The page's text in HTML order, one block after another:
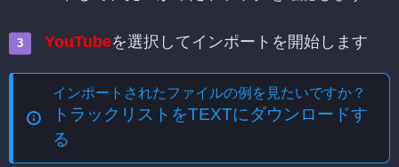
YouTubeを選択してインポートを開始します
インポートされたファイルの例を見たいですか？
トラックリストをTEXTにダウンロードす
る